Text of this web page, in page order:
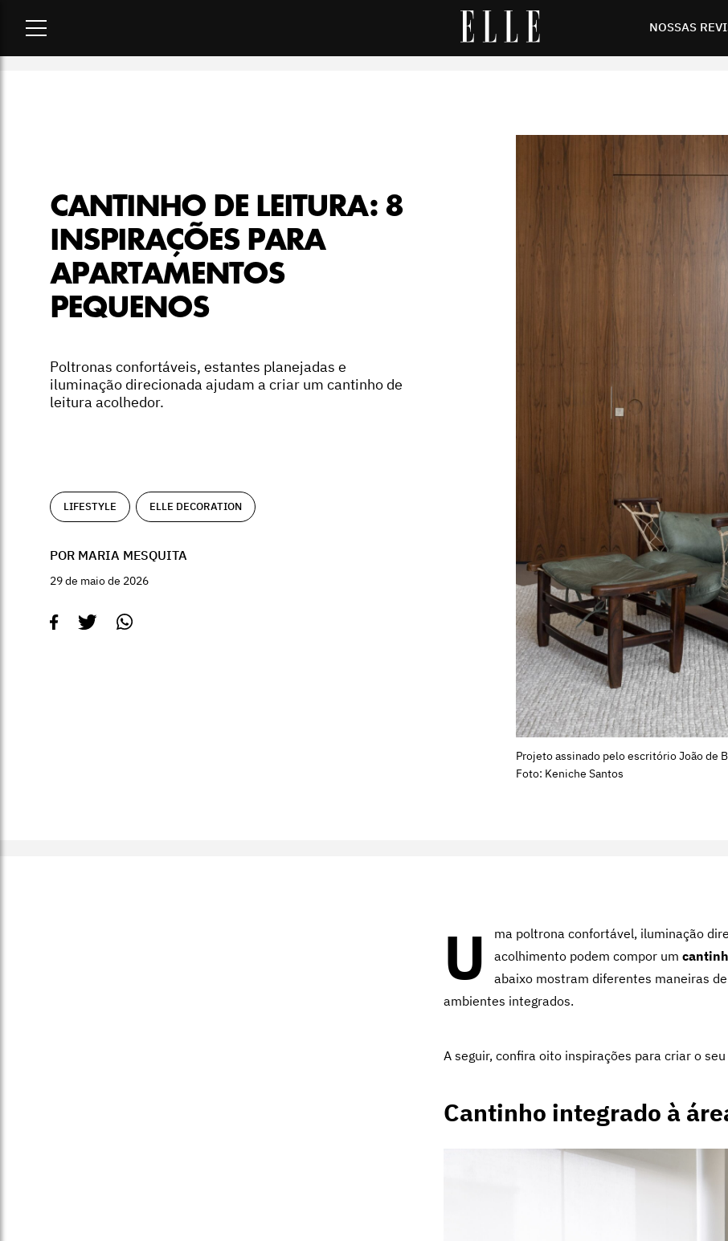
NOSSAS
Cantinho de leitura: 8 inspirações para apartamentos pequenos
CANTINHO DE LEITURA: 8
INSPIRAÇÕES PARA
APARTAMENTOS
PEQUENOS
Poltronas confortáveis, estantes planejadas e
iluminação direcionada ajudam a criar um cantinho de
leitura acolhedor.
LIFESTYLE ELLE DECORATION
POR MARIA MESQUITA
29 de maio de 2026
Projeto assinado pelo escritório João de
Foto: Keniche Santos
U
ma poltrona confortável, iluminação
acolhimento podem compor um
abaixo mostram diferentes maneiras
ambientes integrados.
A seguir, confira oito inspirações para criar o
Cantinho integrado à